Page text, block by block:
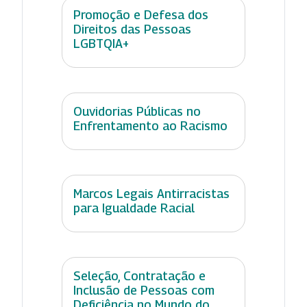
Promoção e Defesa dos
Direitos das Pessoas
LGBTQIA+
Ouvidorias Públicas no
Enfrentamento ao Racismo
Marcos Legais Antirracistas
para Igualdade Racial
Seleção, Contratação e
Inclusão de Pessoas com